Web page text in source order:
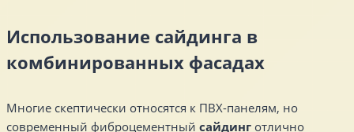
Использование сайдинга в
комбинированных фасадах
Многие скептически относятся к ПВХ-панелям, но
современный фиброцементный сайдинг отлично